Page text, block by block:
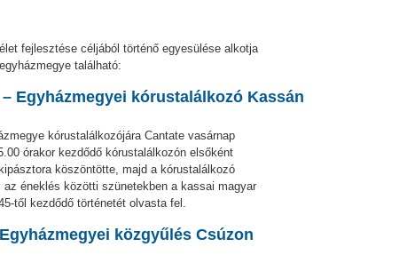
fejlesztése céljából történő egyesülése alkotja
található:
Egyházmegyei kórustalálkozó Kassán
kórustalálkozójára Cantate vasárnap
órakor kezdődő kórustalálkozón elsőként
köszöntötte, majd a kórustalálkozó
éneklés közötti szünetekben a kassai magyar
től kezdődő történetét olvasta fel.
közgyűlés Csúzon